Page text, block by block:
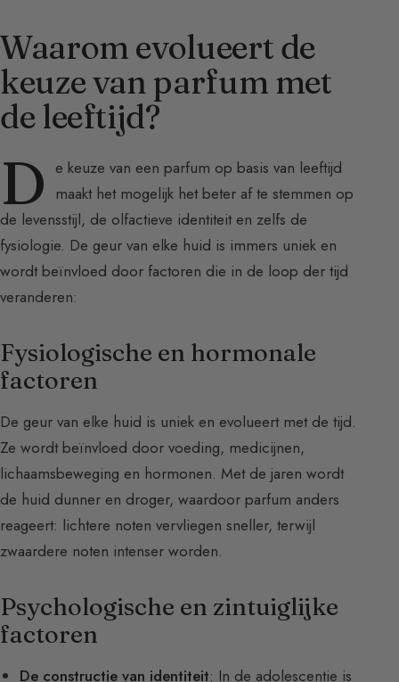
Waarom evolueert de
keuze van parfum met
de leeftijd?
D e keuze van een parfum op basis van leeftijd
maakt het mogelijk het beter af te stemmen op
de levensstijl, de olfactieve identiteit en zelfs de
fysiologie. De geur van elke huid is immers uniek en
wordt beïnvloed door factoren die in de loop der tijd
veranderen:
Fysiologische en hormonale
factoren
De geur van elke huid is uniek en evolueert met de tijd.
Ze wordt beïnvloed door voeding, medicijnen,
lichaamsbeweging en hormonen. Met de jaren wordt
de huid dunner en droger, waardoor parfum anders
reageert: lichtere noten vervliegen sneller, terwijl
zwaardere noten intenser worden.
Psychologische en zintuiglijke
factoren
De constructie van identiteit: In de adolescentie is